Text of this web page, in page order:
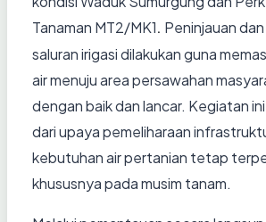
Tanaman MT2/MK1. Peninjauan
saluran irigasi dilakukan guna
air menuju area persawahan
dengan baik dan lancar. Kegiatan
dari upaya pemeliharaan
kebutuhan air pertanian tetap
khususnya pada musim tanam.